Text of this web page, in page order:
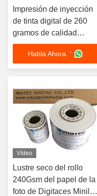
Impresión de inyección
de tinta digital de 260
gramos de calidad
superior para
impresoras de inyección
de tinta
Habla Ahora. '
Vídeo
Lustre seco del rollo
240Gsm del papel de la
foto de Digitaces Minilab